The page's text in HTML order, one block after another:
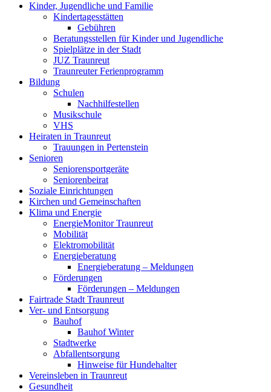
Kinder, Jugendliche und Familie
Kindertagesstätten
Gebühren
Beratungsstellen für Kinder und Jugendliche
Spielplätze in der Stadt
JUZ Traunreut
Traunreuter Ferienprogramm
Bildung
Schulen
Nachhilfestellen
Musikschule
VHS
Heiraten in Traunreut
Trauungen in Pertenstein
Senioren
Seniorensportgeräte
Seniorenbeirat
Soziale Einrichtungen
Kirchen und Gemeinschaften
Klima und Energie
EnergieMonitor Traunreut
Mobilität
Elektromobilität
Energieberatung
Energieberatung – Meldungen
Förderungen
Förderungen – Meldungen
Fairtrade Stadt Traunreut
Ver- und Entsorgung
Bauhof
Bauhof Winter
Stadtwerke
Abfallentsorgung
Hinweise für Hundehalter
Vereinsleben in Traunreut
Gesundheit